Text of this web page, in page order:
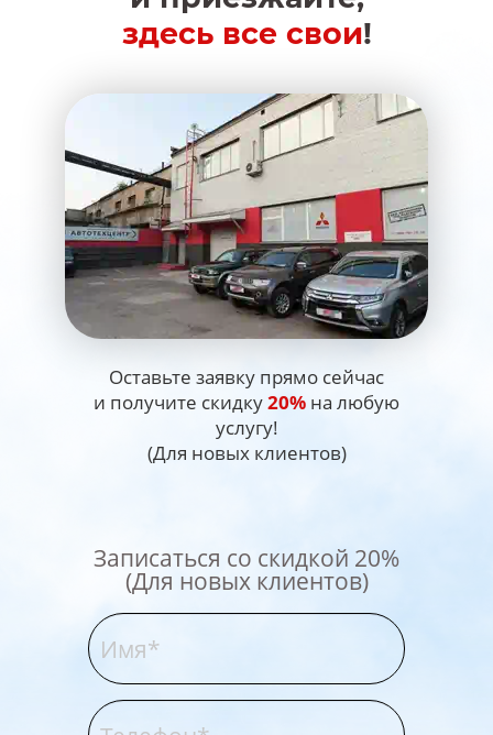
здесь все свои!
Оставьте заявку прямо сейчас
и получите скидку20% на любую
услугу!
(Для новых клиентов)
Записаться со скидкой 20%
(Для новых клиентов)